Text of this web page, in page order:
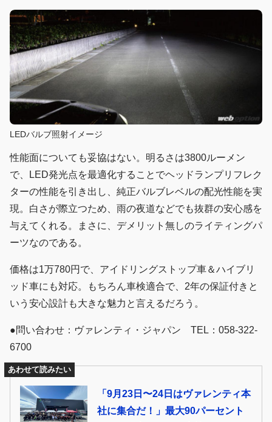
LEDバルブ照射イメージ
性能面についても妥協はない。明るさは3800ルーメン
で、LED発光点を最適化することでヘッドランプリフレク
ターの性能を引き出し、純正バルブレベルの配光性能を実
現。白さが際立つため、雨の夜道などでも抜群の安心感を
与えてくれる。まさに、デメリット無しのライティングパ
ーツなのである。
価格は1万780円で、アイドリングストップ車＆ハイブリ
ッド車にも対応。もちろん車検適合で、2年の保証付きと
いう安心設計も大きな魅力と言えるだろう。
●問い合わせ：ヴァレンティ・ジャパン TEL：058-322-
6700
あわせて読みたい
「9月23日〜24日はヴァレンティ本
社に集合だ！」最大90パーセント